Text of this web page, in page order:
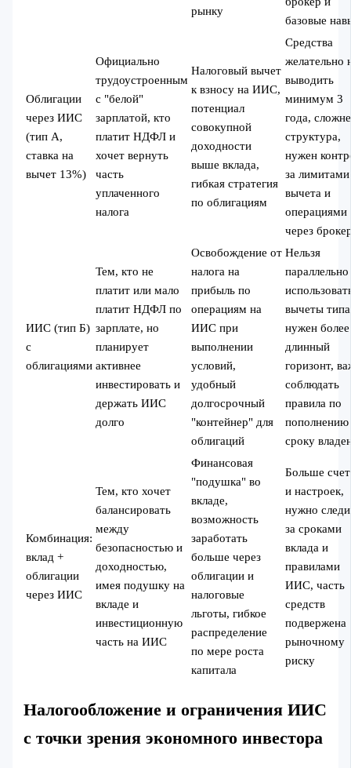
рынку
базовые
Облигации
через ИИС
(тип А,
ставка на
вычет 13%)
Официально
трудоустроенным
с "белой"
зарплатой, кто
платит НДФЛ и
хочет вернуть
часть
уплаченного
налога
Налоговый вычет
к взносу на ИИС,
потенциал
совокупной
доходности
выше вклада,
гибкая стратегия
по облигациям
Средства
желательно
выводить
минимум 3
года,
структура,
нужен
за лимитами
вычета и
операциями
через
ИИС (тип Б)
с
облигациями
Тем, кто не
платит или мало
платит НДФЛ по
зарплате, но
планирует
активнее
инвестировать и
держать ИИС
долго
Освобождение от
налога на
прибыль по
операциям на
ИИС при
выполнении
условий,
удобный
долгосрочный
"контейнер" для
облигаций
Нельзя
параллельно
вычеты
нужен более
длинный
горизонт,
соблюдать
правила по
пополнению
сроку
Комбинация:
вклад +
облигации
через ИИС
Тем, кто хочет
балансировать
между
безопасностью и
доходностью,
имея подушку на
вкладе и
инвестиционную
часть на ИИС
Финансовая
"подушка" во
вкладе,
возможность
заработать
больше через
облигации и
налоговые
льготы, гибкое
распределение
по мере роста
капитала
Больше
и настроек,
нужно
за сроками
вклада и
правилами
ИИС, часть
средств
подвержена
рыночному
риску
Налогообложение и ограничения ИИС
с точки зрения экономного инвестора